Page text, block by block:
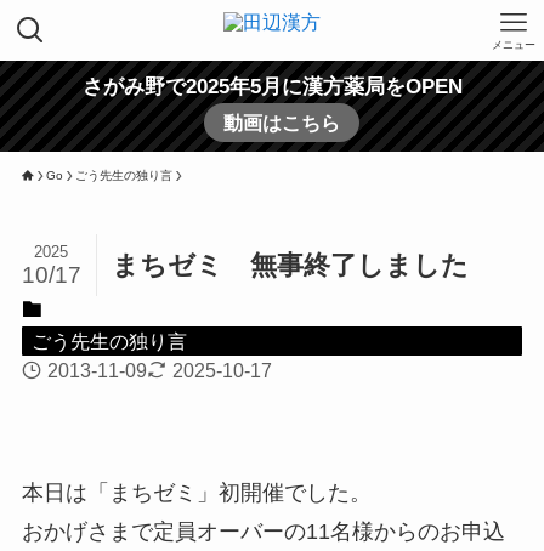
メニュー
さがみ野で2025年5月に漢方薬局をOPEN
動画はこちら
Go ごう先生の独り言
まちゼミ 無事終了しました
2025
10/17
ごう先生の独り言
2013-11-09
2025-10-17
本日は「まちゼミ」初開催でした。
おかげさまで定員オーバーの11名様からのお申込